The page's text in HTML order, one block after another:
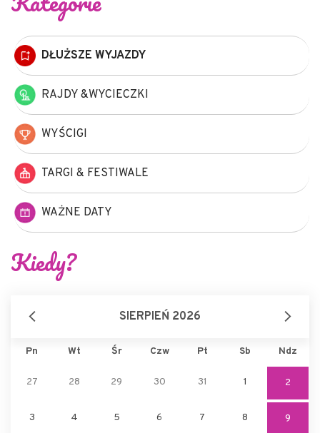
DŁUŻSZE WYJAZDY
RAJDY &WYCIECZKI
WYŚCIGI
TARGI & FESTIWALE
WAŻNE DATY
Kiedy?
SIERPIEŃ 2026
Pn Wt Śr Czw Pt Sb Ndz
27 28 29 30 31 1 2
3 4 5 6 7 8 9